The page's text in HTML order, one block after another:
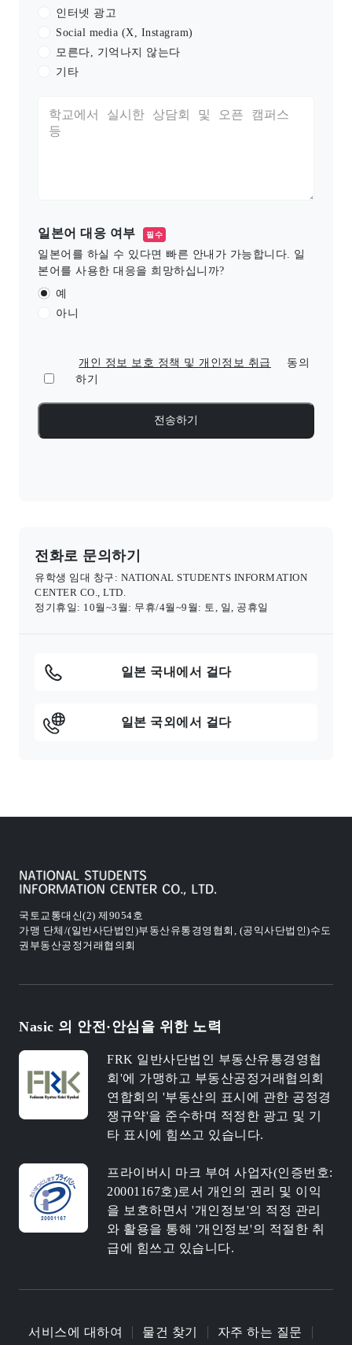
인터넷 광고
Social media (X, Instagram)
모른다, 기억나지 않는다
기타
일본어 대응 여부 필수
일본어를 하실 수 있다면 빠른 안내가 가능합니다. 일
본어를 사용한 대응을 희망하십니까?
예
아니
개인 정보 보호 정책 및 개인정보 취급
동의
하기
전화로 문의하기
유학생 임대 창구: NATIONAL STUDENTS INFORMATION
CENTER CO., LTD.
정기휴일: 10월~3월: 무휴/4월~9월: 토, 일, 공휴일
일본 국내에서 걸다
일본 국외에서 걸다
국토교통대신(2) 제9054호
가맹 단체/(일반사단법인)부동산유통경영협회, (공익사단법인)수도
권부동산공정거래협의회
Nasic 의 안전·안심을 위한 노력
FRK 일반사단법인 부동산유통경영협
회'에 가맹하고 부동산공정거래협의회
연합회의 '부동산의 표시에 관한 공정경
쟁규약'을 준수하며 적정한 광고 및 기
타 표시에 힘쓰고 있습니다.
프라이버시 마크 부여 사업자(인증번호:
20001167호)로서 개인의 권리 및 이익
을 보호하면서 '개인정보'의 적정 관리
와 활용을 통해 '개인정보'의 적절한 취
급에 힘쓰고 있습니다.
서비스에 대하여 물건 찾기 자주 하는 질문